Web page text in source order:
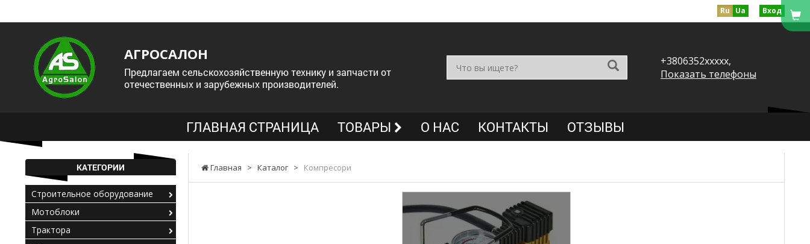
Ru Ua Вход
АГРОСАЛОН
Предлагаем сельскохозяйственную технику и запчасти от
отечественных и зарубежных производителей.
+3806352xxxxx,
Показать телефоны
ГЛАВНАЯ СТРАНИЦА ТОВАРЫ О НАС КОНТАКТЫ ОТЗЫВЫ
Главная > Каталог > Компресори
КАТЕГОРИИ
Строительное оборудование
Мотоблоки
Трактора